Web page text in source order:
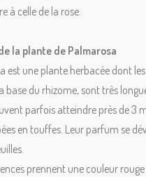
à celle de la rose.
la plante de Palmarosa
est une plante herbacée dont
base du rhizome, sont très
parfois atteindre près de 3
en touffes. Leur parfum se
prennent une couleur